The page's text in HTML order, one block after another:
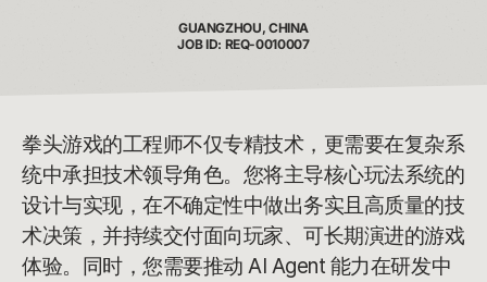
GUANGZHOU, CHINA
JOB ID: REQ-0010007
拳头游戏的工程师不仅专精技术，更需要在复杂系
统中承担技术领导角色。您将主导核心玩法系统的
设计与实现，在不确定性中做出务实且高质量的技
术决策，并持续交付面向玩家、可长期演进的游戏
体验。同时，您需要推动 AI Agent 能力在研发中